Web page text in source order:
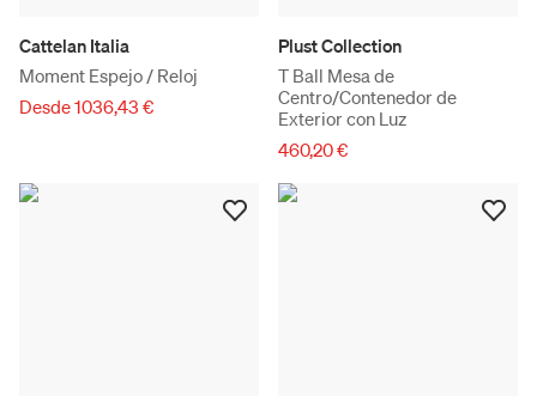
Cattelan Italia
Moment Espejo / Reloj
Desde 1036,43 €
Plust Collection
T Ball Mesa de
Centro/Contenedor de
Exterior con Luz
460,20 €